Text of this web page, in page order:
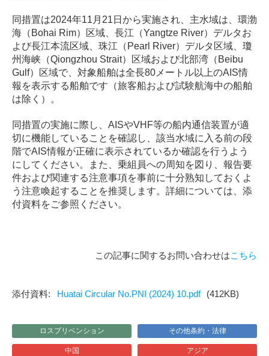
同措置は2024年11月21日から実施され、主水域は、環渤
海（Bohai Rim）区域、長江（Yangtze River）デルタお
よび長江本流区域、珠江（Pearl River）デルタ区域、瓊
州海峡（Qiongzhou Strait）区域および北部湾（Beibu
Gulf）区域で、対象船舶は全長80メートル以上のAIS情
報を表示する船舶です（旅客船および試験航海中の船舶
は除く）。
同措置の実施に際し、AISやVHF等の船内通信装置が適
切に機能していることを確認し、該当水域に入る前の段
階でAIS情報が正確に表示されているか確認を行うよう
にしてください。また、乗組員への周知を図り、報告要
件および関連する注意事項を事前に十分熟知しておくよ
う注意喚起することを推奨します。詳細については、添
付資料をご参照ください。
この記事に関するお問い合わせはこちら
Huatai Circular No.PNI (2024) 10.pdf (412KB)
ロスプリベンション その他条約・法律
中国 アジア